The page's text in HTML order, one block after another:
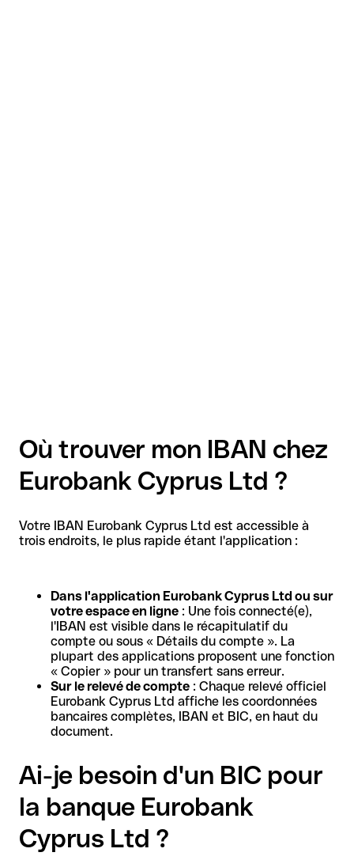
Où trouver mon IBAN chez
Eurobank Cyprus Ltd ?
Votre IBAN Eurobank Cyprus Ltd est accessible à
trois endroits, le plus rapide étant l'application :
Dans l'application Eurobank Cyprus Ltd ou sur
votre espace en ligne : Une fois connecté(e),
l'IBAN est visible dans le récapitulatif du
compte ou sous « Détails du compte ». La
plupart des applications proposent une fonction
« Copier » pour un transfert sans erreur.
Sur le relevé de compte : Chaque relevé officiel
Eurobank Cyprus Ltd affiche les coordonnées
bancaires complètes, IBAN et BIC, en haut du
document.
Ai-je besoin d'un BIC pour
la banque Eurobank
Cyprus Ltd ?